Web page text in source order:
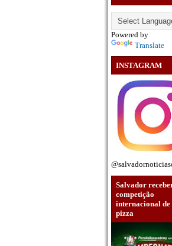
Powered by
Translate
INSTAGRAM
Salvador
competição
internacional de
pizza